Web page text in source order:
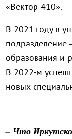
«Вектор-410».
В 2021 году в
подразделение
образования и
В 2022-м
новых
– Что